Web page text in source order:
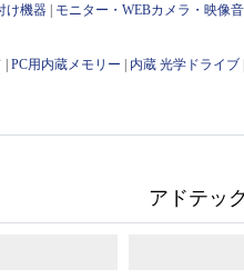
け機器 モニター・WEBカメラ・映像
|PC用内蔵メモリー 内蔵 光学ドライブ
アドテッ